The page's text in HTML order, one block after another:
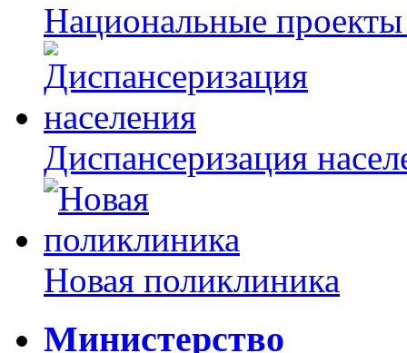
Национальные
Диспансеризация
Новая поликлиника
Министерство